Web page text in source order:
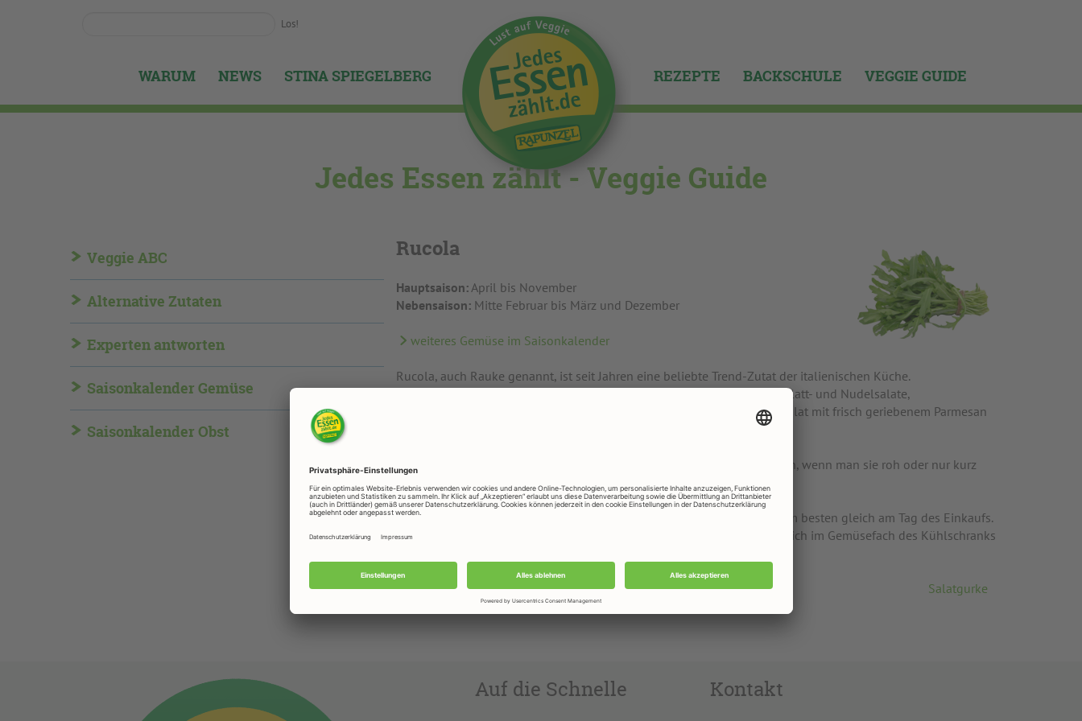
Los!
WARUM NEWS STINA SPIEGELBERG REZEPTE BACKSCHULE VEGGIE GUIDE
Jedes Essen zählt - Veggie Guide
Veggie ABC
Alternative Zutaten
Experten antworten
Saisonkalender Gemüse
Saisonkalender Obst
Rucola
Hauptsaison:April bis November
Nebensaison: Mitte Februar bis März und Dezember
weiteres Gemüse im Saisonkalender
Rucola, auch Rauke genannt, ist seit Jahren eine beliebte Trend-Zutat der italienischen Küche.
Mit seinem intensiv-würzigen, beinahe pfeffrigen Geschmack peppt er Blatt- und Nudelsalate,
Tomatengerichte, Pasta, Pizza und Suppen auf. Ein Klassiker ist Rucolasalat mit frisch geriebenem Parmesan
Das herbscharfe Aroma der tiefgrünen, länglichen Blätter ist am stärksten, wenn man sie roh oder nur kurz
gegart genießt.
Da Rucola schnell welkt, verarbeitet man den mediterranen Blattsalat am besten gleich am Tag des Einkaufs.
In einer großen Plastikdose oder in einem großen Gefrierbeutel hält er sich im Gemüsefach des Kühlschranks
Rotkohl ABC Salatgurke
Auf die Schnelle Kontakt